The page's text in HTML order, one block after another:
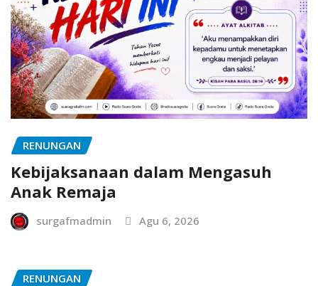
RENUNGAN
Kebijaksanaan dalam Mengasuh
Anak Remaja
surgafmadmin Agu 6, 2026
RENUNGAN